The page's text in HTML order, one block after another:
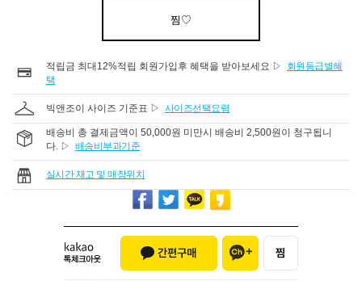
찜♡
적립금 최대12%적립 회원가입후 혜택을 받아보세요 ▷
회원등급별혜
택
빅앤조이 사이즈 기준표 ▷ 사이즈선택요령
배송비 총 결제금액이 50,000원 미만시 배송비 2,500원이 청구됩니
다. ▷ 배송비부과기준
실시간 재고 및 매장위치